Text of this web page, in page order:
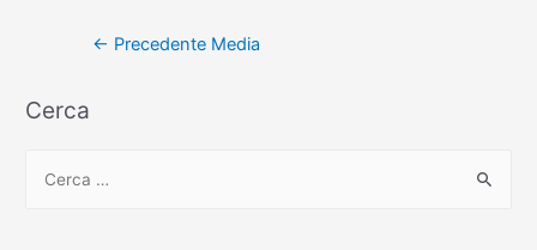
Navigazione
← Precedente Media
Cerca